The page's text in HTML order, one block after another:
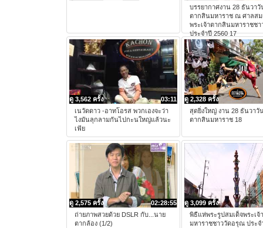
บรรยากาศงาน 28 ธันวาวั
ตากสินมหาราช ณ ศาลสม
พระเจ้าตากสินมหาราชช
ประจำปี 2560 17
03:11
ดู 3,562 ครั้ง
เนวัดดาว -อาทโอรส พวกเองจะว่า
ไงมันลุกลามกันไปกะนใหญ่แล้วนะ
เฟ้ย
ดู 2,328 ครั้ง
สุดยิ่งใหญ่ งาน 28 ธันวาวั
ตากสินมหาราช 18
02:28:55
ดู 2,575 ครั้ง
ถ่ายภาพสวยด้วย DSLR กับ...นาย
ตากล้อง (1/2)
ดู 3,099 ครั้ง
พิธีแห่พระรูปสมเด็จพระเจ้
มหาราชชาววัดอรุณ ประจ